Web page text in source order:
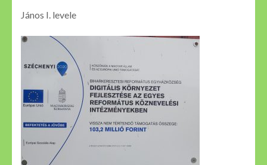
János I. levele